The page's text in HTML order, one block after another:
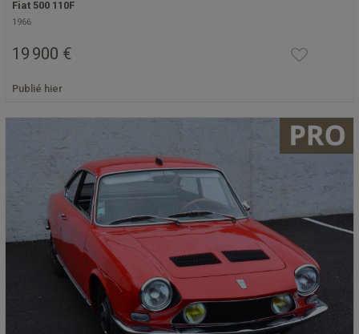
Fiat 500 110F
1966
19 900 €
Publié hier